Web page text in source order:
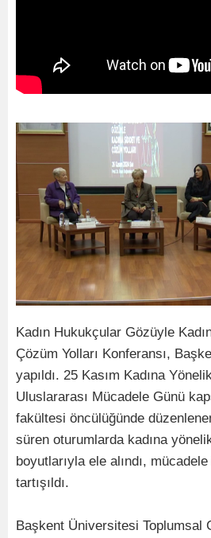
Kadın Hukukçular Gözüyle
Çözüm Yolları Konferansı,
yapıldı. 25 Kasım Kadına
Uluslararası Mücadele Günü
fakültesi öncülüğünde
süren oturumlarda kadına
boyutlarıyla ele alındı,
tartışıldı.
Başkent Üniversitesi Toplumsal